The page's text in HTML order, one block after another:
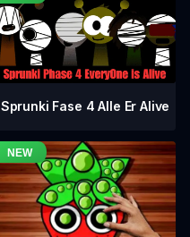
Sprunki Fase 4 Alle Er Alive